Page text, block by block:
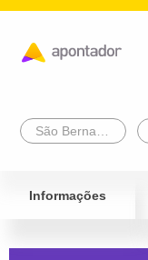
Informações